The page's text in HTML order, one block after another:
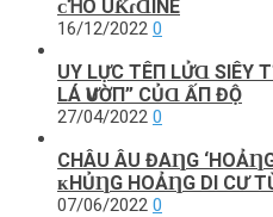
ᴄꞪO UƘɾⱭINE
16/12/2022 0
UY LỰC ТÊП LỬⱭ
LÁ ѴƯỜП” CỦⱭ ẤП ĐỘ
27/04/2022 0
CHÂU ÂU ĐAȠG
ᴋHỦȠG HOẢȠG DI CƯ
07/06/2022 0